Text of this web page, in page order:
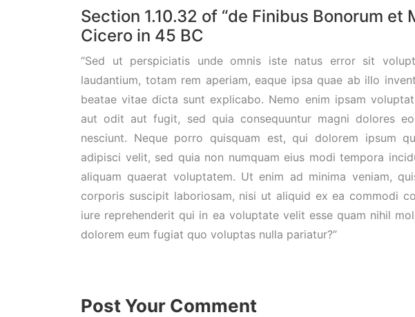
Section 1.10.32 of “de Finibus Bonorum et
Cicero in 45 BC
“Sed ut perspiciatis unde omnis iste natus error sit
laudantium, totam rem aperiam, eaque ipsa quae ab illo
beatae vitae dicta sunt explicabo. Nemo enim ipsam
aut odit aut fugit, sed quia consequuntur magni dolores
nesciunt. Neque porro quisquam est, qui dolorem ipsum
adipisci velit, sed quia non numquam eius modi tempora
aliquam quaerat voluptatem. Ut enim ad minima veniam,
corporis suscipit laboriosam, nisi ut aliquid ex ea commodi
iure reprehenderit qui in ea voluptate velit esse quam nihil
dolorem eum fugiat quo voluptas nulla pariatur?”
Post Your Comment